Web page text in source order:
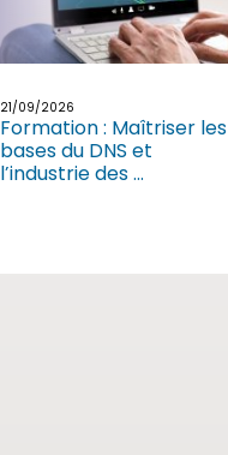
21/09/2026
Formation : Maîtriser les
bases du DNS et
l’industrie des ...